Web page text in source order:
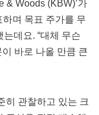
& Woods (KBW)’가
며 목표 주가를 무
데요. “대체 무슨
바로 나올 만큼 큰
히 관찰하고 있는 크